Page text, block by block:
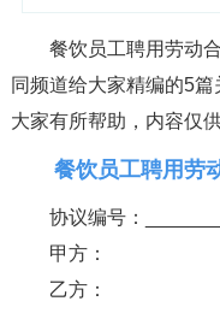
餐饮员工聘用劳动
同频道给大家精编的5
大家有所帮助，内容仅
餐饮员工聘用劳
协议编号：
甲方：
乙方：